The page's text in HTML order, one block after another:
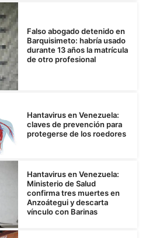
Falso abogado detenido en
Barquisimeto: habría usado
durante 13 años la matrícula
de otro profesional
Hantavirus en Venezuela:
claves de prevención para
protegerse de los roedores
Hantavirus en Venezuela:
Ministerio de Salud
confirma tres muertes en
Anzoátegui y descarta
vínculo con Barinas